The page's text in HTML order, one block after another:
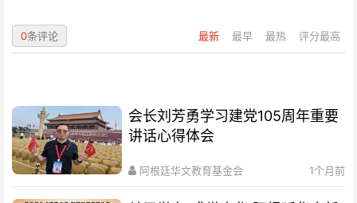
最新 最早 最热 评分最高
0条评论
会长刘芳勇学习建党105周年重要
讲话心得体会
阿根廷华文教育基金会 1个月前